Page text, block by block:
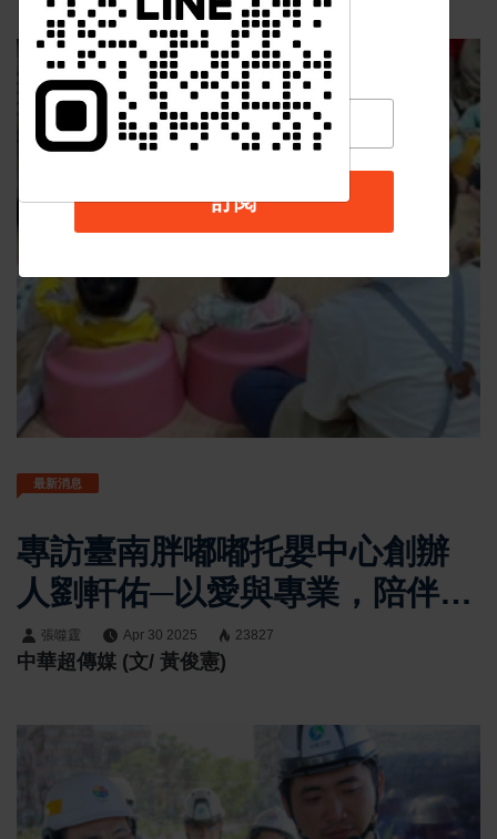
最新消息
專訪臺南胖嘟嘟托嬰中心創辦
人劉軒佑─以愛與專業，陪伴孩
子人生第一步
張噬霆 Apr 30 2025 23827
中華超傳媒 (文/ 黃俊憲)
訂閱